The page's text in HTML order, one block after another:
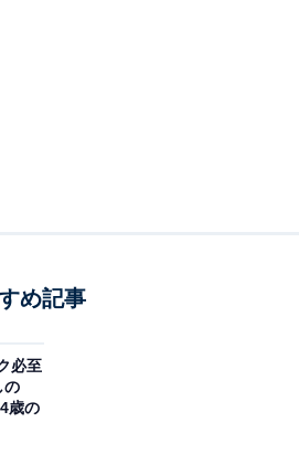
るてぃんさんと、的確でクール
しているコンビで、2023年は年
したとされ精度も格段にアッ
ンプリ」での優勝も期待されて
め記事
必至
の
歳の